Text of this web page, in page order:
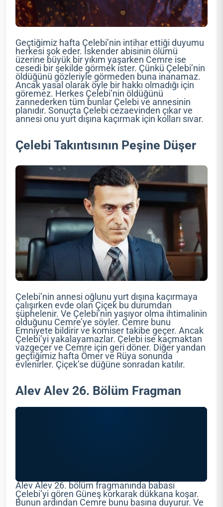
Geçtiğimiz hafta Çelebi’nin intihar ettiği duyumu
herkesi şok eder. İskender abisinin ölümü
üzerine büyük bir yıkım yaşarken Cemre ise
cesedi bir şekilde görmek ister. Çünkü Çelebi’nin
öldüğünü gözleriyle görmeden buna inanamaz.
Ancak yasal olarak öyle bir hakkı olmadığı için
göremez. Herkes Çelebi’nin öldüğünü
zannederken tüm bunlar Çelebi ve annesinin
planıdır. Sonuçta Çelebi cezaevinden çıkar ve
annesi onu yurt dışına kaçırmak için kolları sıvar.
Çelebi Takıntısının Peşine Düşer
Çelebi’nin annesi oğlunu yurt dışına kaçırmaya
çalışırken evde olan Çiçek bu durumdan
şüphelenir. Ve Çelebi’nin yaşıyor olma ihtimalinin
olduğunu Cemre’ye söyler. Cemre bunu
Emniyete bildirir ve komiser takibe geçer. Ancak
Çelebi’yi yakalayamazlar. Çelebi ise kaçmaktan
vazgeçer ve Cemre için geri döner. Diğer yandan
geçtiğimiz hafta Ömer ve Rüya sonunda
evlenirler. Çiçek’se düğüne sonradan katılır.
Alev Alev 26. Bölüm Fragman
Alev Alev 26. bölüm fragmanında babası
Çelebi’yi gören Güneş korkarak dükkana koşar.
Bunun ardından Cemre bunu basına duyurur. Ve